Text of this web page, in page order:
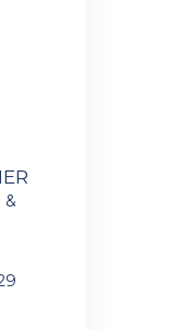
&